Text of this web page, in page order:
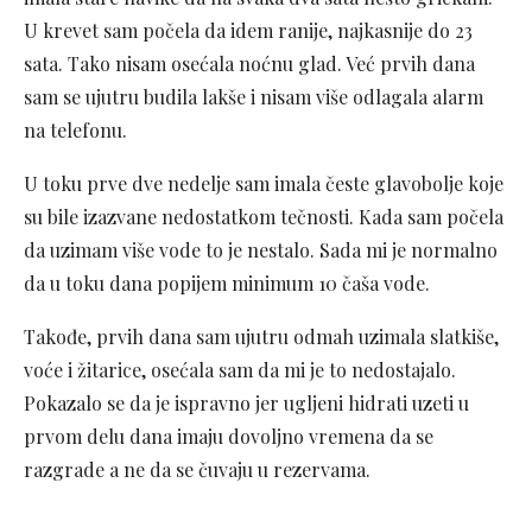
U krevet sam počela da idem ranije, najkasnije do 23
sata. Tako nisam osećala noćnu glad. Već prvih dana
sam se ujutru budila lakše i nisam više odlagala alarm
na telefonu.
U toku prve dve nedelje sam imala česte glavobolje koje
su bile izazvane nedostatkom tečnosti. Kada sam počela
da uzimam više vode to je nestalo. Sada mi je normalno
da u toku dana popijem minimum 10 čaša vode.
Takođe, prvih dana sam ujutru odmah uzimala slatkiše,
voće i žitarice, osećala sam da mi je to nedostajalo.
Pokazalo se da je ispravno jer ugljeni hidrati uzeti u
prvom delu dana imaju dovoljno vremena da se
razgrade a ne da se čuvaju u rezervama.